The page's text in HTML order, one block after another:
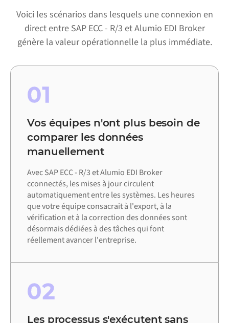
Voici les scénarios dans lesquels une connexion en
direct entre SAP ECC - R/3 et Alumio EDI Broker
génère la valeur opérationnelle la plus immédiate.
01
Vos équipes n'ont plus besoin de
comparer les données
manuellement
Avec SAP ECC - R/3 et Alumio EDI Broker
cconnectés, les mises à jour circulent
automatiquement entre les systèmes. Les heures
que votre équipe consacrait à l'export, à la
vérification et à la correction des données sont
désormais dédiées à des tâches qui font
réellement avancer l'entreprise.
02
Les processus s'exécutent sans